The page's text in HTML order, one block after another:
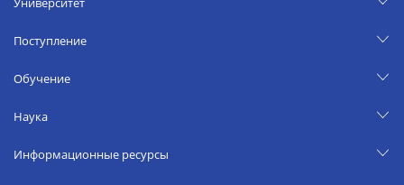
Поступление
Обучение
Наука
Информационные ресурсы